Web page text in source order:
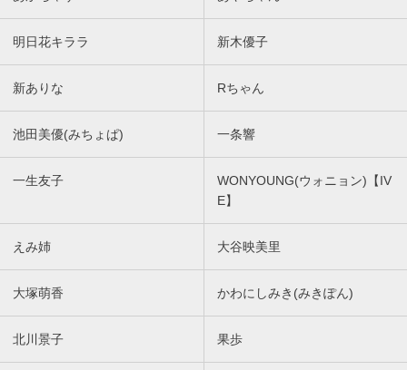
明日花キララ 新木優子
新ありな Rちゃん
池田美優(みちょぱ) 一条響
一生友子
WONYOUNG(ウォニョン)【IV
E】
えみ姉 大谷映美里
大塚萌香 かわにしみき(みきぽん)
北川景子 果歩